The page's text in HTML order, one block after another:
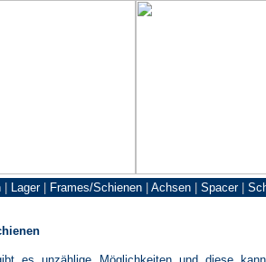
Lager| Frames/Schienen Achsen Spacer|